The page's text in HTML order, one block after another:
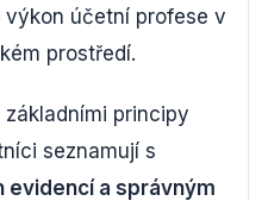
účetní profese v
prostředí.
principy
seznamují s
evidencí a správným